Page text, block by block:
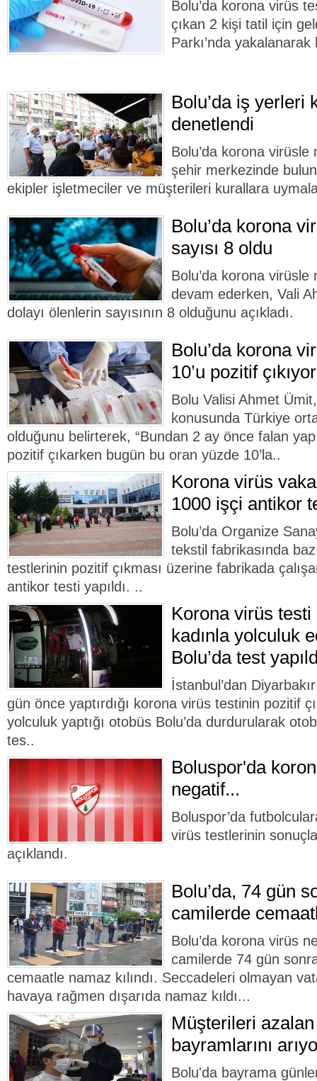
Bolu’da korona virüs
çıkan 2 kişi tatil için
Parkı’nda
Bolu’da iş yerleri
denetlendi
Bolu’da korona virüsle
şehir merkezinde
ekipler işletmeciler ve müşterileri kurallara
Bolu’da korona
sayısı 8 oldu
Bolu’da korona
devam ederken, Vali
dolayı ölenlerin sayısının 8 olduğunu açıkladı.
Bolu’da korona
10’u pozitif çıkıyor
Bolu Valisi Ahmet
konusunda Türkiye
olduğunu belirterek, “Bundan 2 ay önce falan
pozitif çıkarken bugün bu oran yüzde 10’la..
Korona virüs
1000 işçi antikor
Bolu’da Organize
tekstil fabrikasında
testlerinin pozitif çıkması üzerine fabrikada
antikor testi yapıldı. ..
Korona virüs testi
kadınla yolculuk
Bolu’da test
İstanbul’dan
gün önce yaptırdığı korona virüs testinin pozitif
yolculuk yaptığı otobüs Bolu’da durdurularak
tes..
Boluspor'da
negatif...
Boluspor’da
virüs testlerinin
açıklandı.
Bolu’da, 74 gün
camilerde
Bolu’da korona virüs
camilerde 74 gün
cemaatle namaz kılındı. Seccadeleri olmayan
havaya rağmen dışarıda namaz kıldı...
Müşterileri
bayramlarını
Bolu'da bayrama